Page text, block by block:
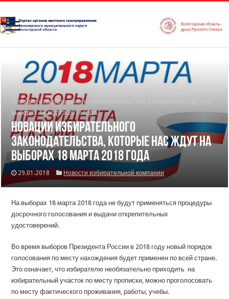
Новации избирательного законодательства, которые нас ждут на
выборах 18 марта 2018 года
Новации избирательного
законодательства, которые нас ждут на
выборах 18 марта 2018 года
29.01.2018 Новости избирательной компании
На выборах 18 марта 2018 года не будут применяться процедуры
досрочного голосования и выдачи открепительных
удостоверений.
Во время выборов Президента России в 2018 году новый порядок
голосования по месту нахождения будет применен по всей стране.
Это означает, что избирателю необязательно приходить на
избирательный участок по месту прописки, можно проголосовать
по месту фактического проживания, работы, учебы.